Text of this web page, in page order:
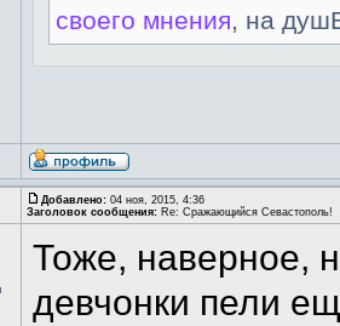
своего мнения, на
Добавлено: 04 ноя, 2015, 4:36
Заголовок сообщения: Re: Сражающийся Севастополь!
Тоже, наверное,
девчонки пели